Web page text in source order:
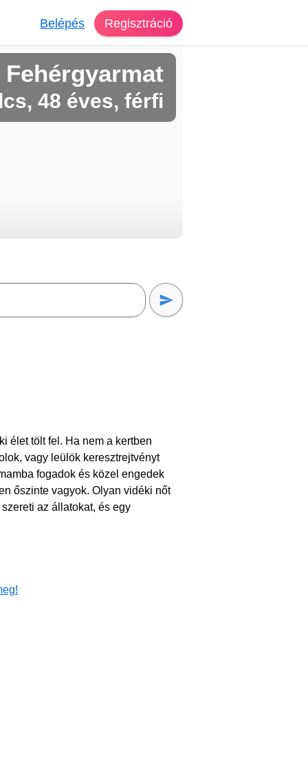
Belépés Regisztráció
48 éves, férfi
élet tölt fel. Ha nem a kertben
vagy leülök keresztrejtvényt
fogadok és közel engedek
őszinte vagyok. Olyan vidéki nőt
az állatokat, és egy